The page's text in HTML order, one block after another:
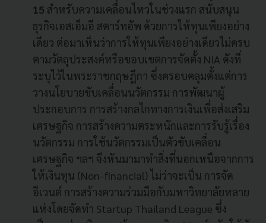
15 สำหรับความเคลื่อนไหวในช่วงแรก สนับสนุน
ธุรกิจเอสเอ็มอี สตาร์ทอัพ ด้วยการให้ทุนเพียงอย่าง
เดียว ต่อมาเห็นว่าการให้ทุนเพียงอย่างเดียวไม่ครบ
ตามวัตถุประสงค์หรือขอบเขตการจัดตั้ง NIA ดังที่
ระบุไว้ในพระราชกฤษฎีกา ซึ่งครอบคลุมตั้งแต่การ
วางนโยบายขับเคลื่อนนวัตกรรม การพัฒนาผู้
ประกอบการ การสร้างกลไกทางการเงินเพื่อส่งเสริม
เศรษฐกิจ การสร้างความตระหนักและการรับรู้เรื่อง
นวัตกรรม การใช้นวัตกรรมเป็นตัวขับเคลื่อน
เศรษฐกิจ ฯลฯ จึงหันมามาทำสิ่งที่นอกเหนือจากการ
ให้เงินทุน (Non-financial) ไม่ว่าจะเป็น การจัด
อีเวนต์ การสร้างความร่วมมือกับมหาวิทยาลัยหลาย
แห่งโดยจัดทำ Startup Thailand League ซึ่ง